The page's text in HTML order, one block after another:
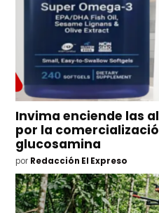
Invima enciende las
por la
glucosamina
por Redacción El Expreso